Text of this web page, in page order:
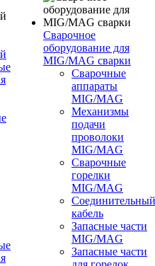
Сварочное
оборудование для
MIG/MAG сварки
Сварочные
аппараты
MIG/MAG
Механизмы
подачи
проволоки
MIG/MAG
Сварочные
горелки
MIG/MAG
Соединительный
кабель
Запасные части
MIG/MAG
Запасные части